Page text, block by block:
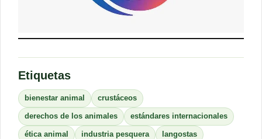
Etiquetas
bienestar animal crustáceos
derechos de los animales estándares internacionales
ética animal industria pesquera langostas